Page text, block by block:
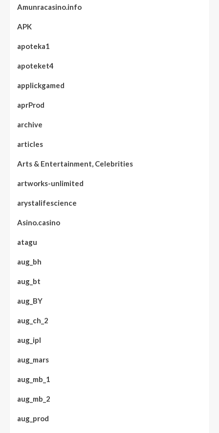
Amunracasino.info
APK
apoteka1
apoteket4
applickgamed
aprProd
archive
articles
Arts & Entertainment, Celebrities
artworks-unlimited
arystalifescience
Asino.casino
atagu
aug_bh
aug_bt
aug_BY
aug_ch_2
aug_ipl
aug_mars
aug_mb_1
aug_mb_2
aug_prod